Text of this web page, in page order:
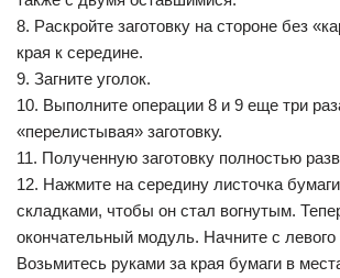
8. Раскройте заготовку на стороне без
края к середине.
9. Загните уголок.
10. Выполните операции 8 и 9 еще три
«перелистывая» заготовку.
11. Полученную заготовку полностью
12. Нажмите на середину листочка
складками, чтобы он стал вогнутым.
окончательный модуль. Начните с левого
Возьмитесь руками за края бумаги в